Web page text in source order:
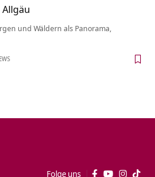
und Wäldern als Panorama,
Folge uns